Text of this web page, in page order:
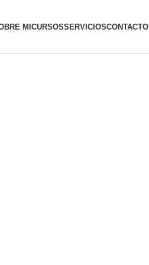
MICURSOSSERVICIOSCONTACTO